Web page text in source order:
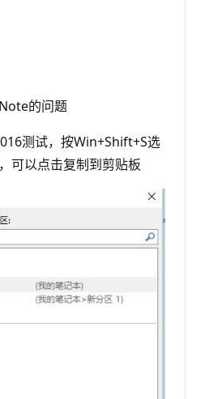
的问题
测试，按Win+Shift+S选
可以点击复制到剪贴板